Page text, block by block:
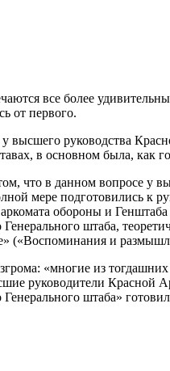
все более
от первого.
высшего руководства
в основном была,
что в данном вопросе
мере подготовились к
обороны и
Генерального штаба,
(«Воспоминания и
«многие из
руководители
Генерального штаба»